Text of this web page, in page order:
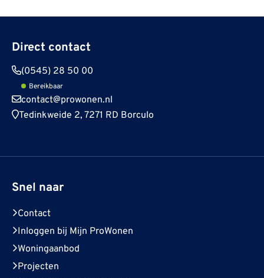
Direct contact
(0545) 28 50 00
Bereikbaar
contact@prowonen.nl
Tedinkweide 2, 7271 RD Borculo
Snel naar
Contact
Inloggen bij Mijn ProWonen
Woningaanbod
Projecten